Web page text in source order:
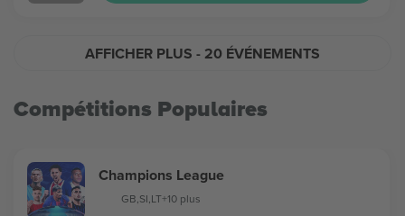
AFFICHER PLUS - 20 ÉVÉNEMENTS
Compétitions Populaires
Champions League
GB,SI,LT+10 plus